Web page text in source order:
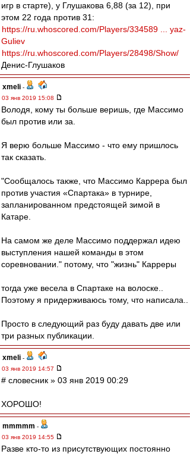
игр в старте), у Глушакова 6,88 (за 12), при
этом 22 года против 31:
https://ru.whoscored.com/Players/334589 ... yaz-
Guliev
https://ru.whoscored.com/Players/28498/Show/
Денис-Глушаков
xmeli -
03 янв 2019 15:08
Володя, кому ты больше веришь, где Массимо
был против или за.
Я верю больше Массимо - что ему пришлось
так сказать.
"Сообщалось также, что Массимо Каррера был
против участия «Спартака» в турнире,
запланированном предстоящей зимой в
Катаре.
На самом же деле Массимо поддержал идею
выступления нашей команды в этом
соревновании." потому, что "жизнь" Карреры
тогда уже весела в Спартаке на волоске..
Поэтому я придерживаюсь тому, что написала..
Просто в следующий раз буду давать две или
три разных публикации.
xmeli -
03 янв 2019 14:57
# словесник » 03 янв 2019 00:29
ХОРОШО!
mmmmm -
03 янв 2019 14:55
Разве кто-то из присутствующих постоянно